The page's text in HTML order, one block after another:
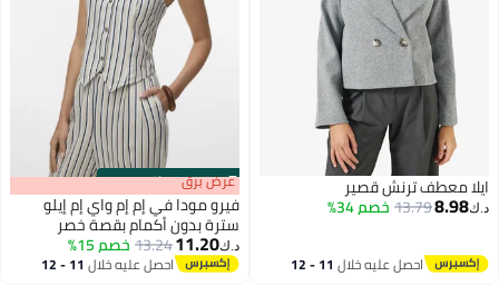
ايلا معطف ترنش قصير
د.ك‏8.98
13.79خصم 34%
احصل عليه خلال 11 - 12
00m:00s
·باقي 100% عرض برق
فيرو مودا في إم إم واي إم إيلو
سترة بدون أكمام بقصة خصر
د.ك‏11.20
13.24خصم 15%
احصل عليه خلال 11 - 12